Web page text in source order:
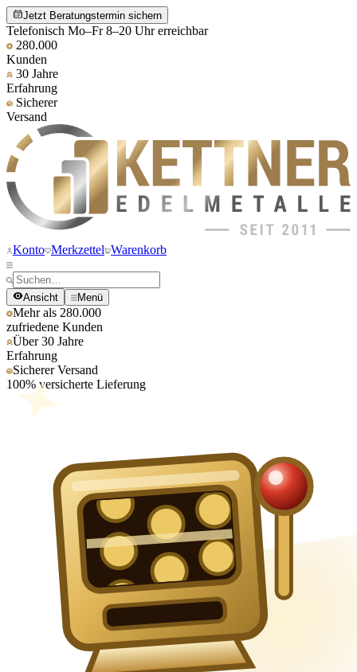
Jetzt Beratungstermin sichern
Telefonisch Mo–Fr 8–20 Uhr erreichbar
280.000
Kunden
30 Jahre
Erfahrung
Sicherer
Versand
Konto Merkzettel Warenkorb
Ansicht Menü
Mehr als 280.000
zufriedene Kunden
Über 30 Jahre
Erfahrung
Sicherer Versand
100% versicherte Lieferung